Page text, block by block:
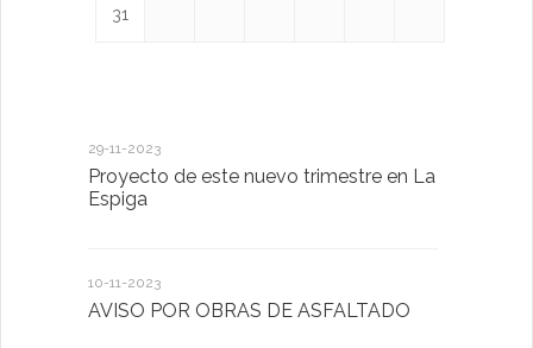
31
29-11-2023
Proyecto de este nuevo trimestre en La
Espiga
10-11-2023
AVISO POR OBRAS DE ASFALTADO